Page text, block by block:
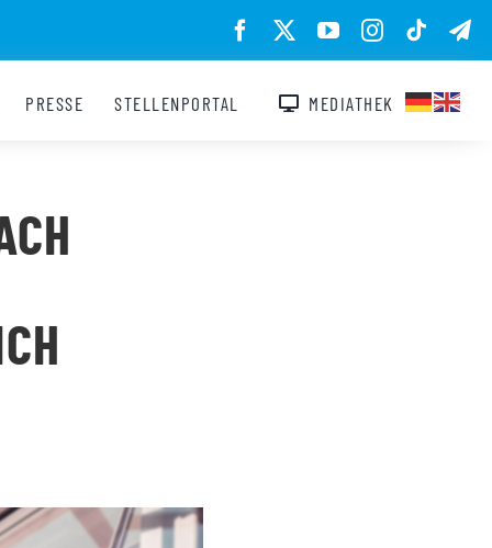
PRESSE STELLENPORTAL MEDIATHEK